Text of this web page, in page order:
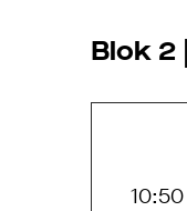
Blok 2
10:50